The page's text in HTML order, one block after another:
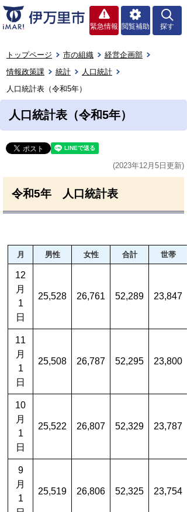
緊急情報 閲覧補助 探す
トップページ 市の組織
経営企画部
情報政策課
統計
人口統計
人口統計表（令和5年）
人口統計表（令和5年）
(2023年12月5日更新)
令和5年 人口統計表
月 男性 女性 合計 世帯
12
月
1
日
25,528 26,761 52,289 23,847
11
月
1
日
25,508 26,787 52,295 23,800
10
月
1
日
25,522 26,807 52,329 23,787
9
月
1
25,519 26,806 52,325 23,754